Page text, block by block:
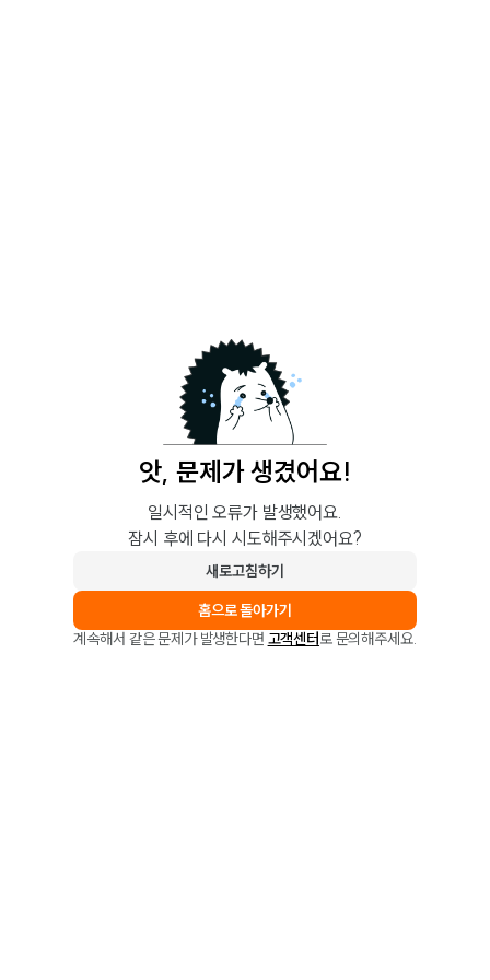
앗, 문제가 생겼어요!
일시적인 오류가 발생했어요.
잠시 후에 다시 시도해주시겠어요?
새로고침하기
홈으로 돌아가기
계속해서 같은 문제가 발생한다면 고객센터로 문의해주세요.